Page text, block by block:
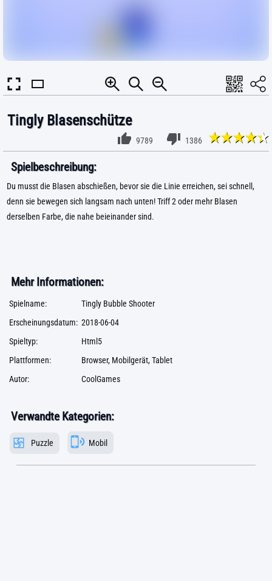
Tingly Blasenschütze
9789 1386
Spielbeschreibung:
Du musst die Blasen abschießen, bevor sie die Linie erreichen, sei schnell,
denn sie bewegen sich langsam nach unten! Triff 2 oder mehr Blasen
derselben Farbe, die nahe beieinander sind.
Mehr Informationen:
Spielname:
Tingly Bubble Shooter
Erscheinungsdatum: 2018-06-04
Spieltyp:
Html5
Plattformen:
Browser, Mobilgerät, Tablet
Autor:
CoolGames
Verwandte Kategorien:
Puzzle Mobil